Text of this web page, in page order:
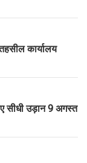
कार्यालय
सीधी उड़ान 9 अगस्त